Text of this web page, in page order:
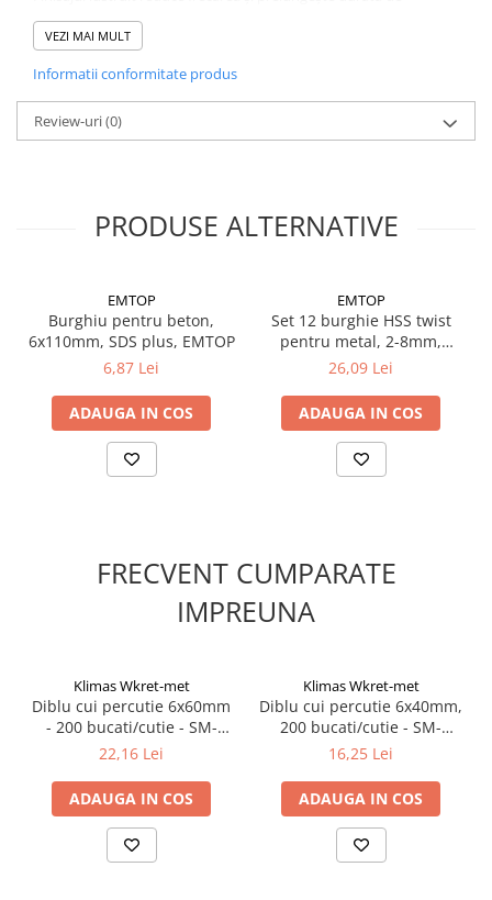
Cuie
Cuie constructii
Finisaje si amenajari interioare
Gips carton, profile si accesorii
Placi gips carton
Benzi gips carton
Silicon, spume si adezivi de montaj
Adezivi montaj
Etanse
Accesorii parchet
Plinta si accesorii
Benzi adezive
Vopsele speciale si spray vopsea
Unelte si accesorii pentru zidarie si
zugravit
Unelte pentru gresie si faianta
Sindrila bituminoasa si accesorii
Placi ondulate si accesorii
Folii acoperis
exploatare a burghiului.
Carcasă ABS rezistentă la impact cu protecție suplimentară din
Acceptă o forță de avans și un cuplu mai mare, aceasta
traducându-se în mai puține ruperi.
VEZI MAI MULT
Informatii conformitate produs
Review-uri(0)
PRODUSE ALTERNATIVE
EMTOP
Burghiu pentru beton,
6x110mm, SDS plus, EMTOP
6,87 Lei
ADAUGA IN COS
EMTOP
Set 12 burghie HSS twist
pentru metal, 2-8mm,
EMTOP
26,09 Lei
ADAUGA IN COS
FRECVENT CUMPARATE
IMPREUNA
Klimas Wkret-met
Diblu cui percutie 6x60mm
- 200 bucati/cutie - SM-
06060, Klimas Wkret-met
22,16 Lei
ADAUGA IN COS
Klimas Wkret-met
Diblu cui percutie 6x40mm,
200 bucati/cutie - SM-
06040, Klimas Wkret-met
16,25 Lei
ADAUGA IN COS